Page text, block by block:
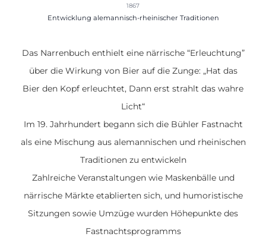
1867
Entwicklung alemannisch-rheinischer Traditionen
Das Narrenbuch enthielt eine närrische “Erleuchtung”
über die Wirkung von Bier auf die Zunge: „Hat das
Bier den Kopf erleuchtet, Dann erst strahlt das wahre
Licht“
Im 19. Jahrhundert begann sich die Bühler Fastnacht
als eine Mischung aus alemannischen und rheinischen
Traditionen zu entwickeln
Zahlreiche Veranstaltungen wie Maskenbälle und
närrische Märkte etablierten sich, und humoristische
Sitzungen sowie Umzüge wurden Höhepunkte des
Fastnachtsprogramms